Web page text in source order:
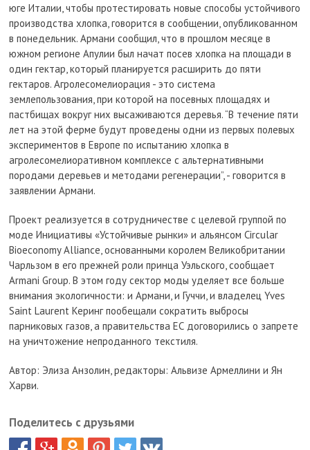
юге Италии, чтобы протестировать новые способы устойчивого
производства хлопка, говорится в сообщении, опубликованном
в понедельник. Армани сообщил, что в прошлом месяце в
южном регионе Апулии был начат посев хлопка на площади в
один гектар, который планируется расширить до пяти
гектаров. Агролесомелиорация - это система
землепользования, при которой на посевных площадях и
пастбищах вокруг них высаживаются деревья. “В течение пяти
лет на этой ферме будут проведены одни из первых полевых
экспериментов в Европе по испытанию хлопка в
агролесомелиоративном комплексе с альтернативными
породами деревьев и методами регенерации”, - говорится в
заявлении Армани.
Проект реализуется в сотрудничестве с целевой группой по
моде Инициативы «Устойчивые рынки» и альянсом Circular
Bioeconomy Alliance, основанными королем Великобритании
Чарльзом в его прежней роли принца Уэльского, сообщает
Armani Group. В этом году сектор моды уделяет все больше
внимания экологичности: и Армани, и Гуччи, и владелец Yves
Saint Laurent Керинг пообещали сократить выбросы
парниковых газов, а правительства ЕС договорились о запрете
на уничтожение непроданного текстиля.
Автор: Элиза Анзолин, редакторы: Альвизе Армеллини и Ян
Харви.
Поделитесь с друзьями